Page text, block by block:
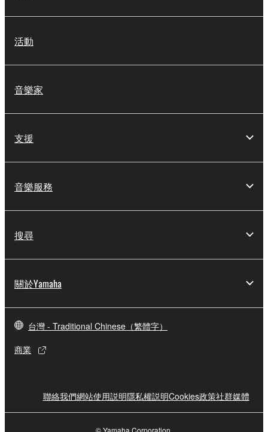
活動
音樂家
支援
音樂服務
搜尋
關於Yamaha
台灣 - Traditional Chinese（繁體字）
商業
聯絡我們網站使用説明隱私權説明Cookies政策社群媒體
© Yamaha Corporation.